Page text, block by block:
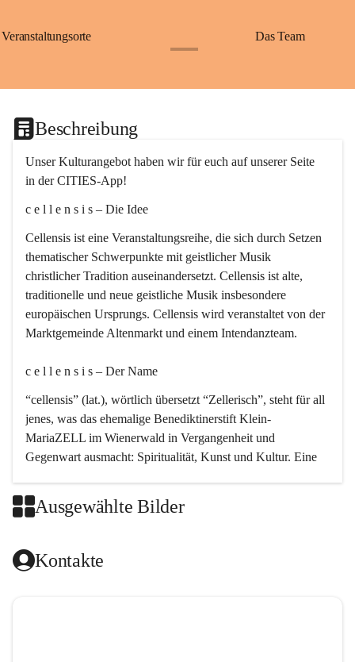
Veranstaltungsorte Das Team
Beschreibung
Unser Kulturangebot haben wir für euch auf unserer Seite
in der CITIES-App!
c e l l e n s i s – Die Idee
Cellensis ist eine Veranstaltungsreihe, die sich durch Setzen
thematischer Schwerpunkte mit geistlicher Musik
christlicher Tradition auseinandersetzt. Cellensis ist alte,
traditionelle und neue geistliche Musik insbesondere
europäischen Ursprungs. Cellensis wird veranstaltet von der
Marktgemeinde Altenmarkt und einem Intendanzteam.
c e l l e n s i s – Der Name
“cellensis” (lat.), wörtlich übersetzt “Zellerisch”, steht für all
jenes, was das ehemalige Benediktinerstift Klein-
MariaZELL im Wienerwald in Vergangenheit und
Gegenwart ausmacht: Spiritualität, Kunst und Kultur. Eine
Kirchenmusik, dem kunstvollen Lob Gottes.
Das kirchenmusikalische Festival Cellensis wird seit dem
Ausgewählte Bilder
Kontakte